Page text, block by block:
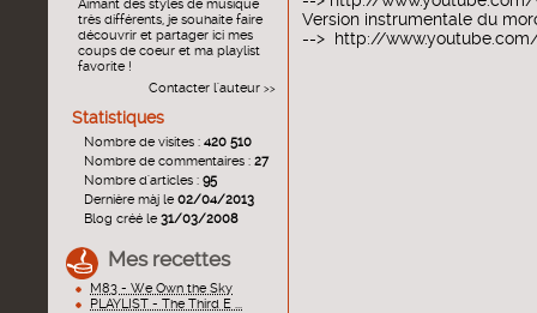
Aimant des styles de musique
très différents, je souhaite faire
découvrir et partager ici mes
coups de coeur et ma playlist
favorite !
Contacter l'auteur >>
Statistiques
Nombre de visites : 420 510
Nombre de commentaires : 27
Nombre d'articles : 95
Dernière màj le02/04/2013
Blog créé le31/03/2008
Mes recettes
M83 - We Own the Sky
PLAYLIST - The Third E ...
Version instrumentale du
--> http://